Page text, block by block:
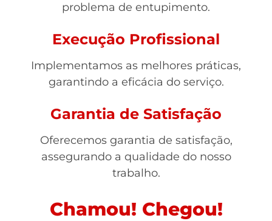
problema de entupimento.
Execução Profissional
Implementamos as melhores práticas,
garantindo a eficácia do serviço.
Garantia de Satisfação
Oferecemos garantia de satisfação,
assegurando a qualidade do nosso
trabalho.
Chamou! Chegou!